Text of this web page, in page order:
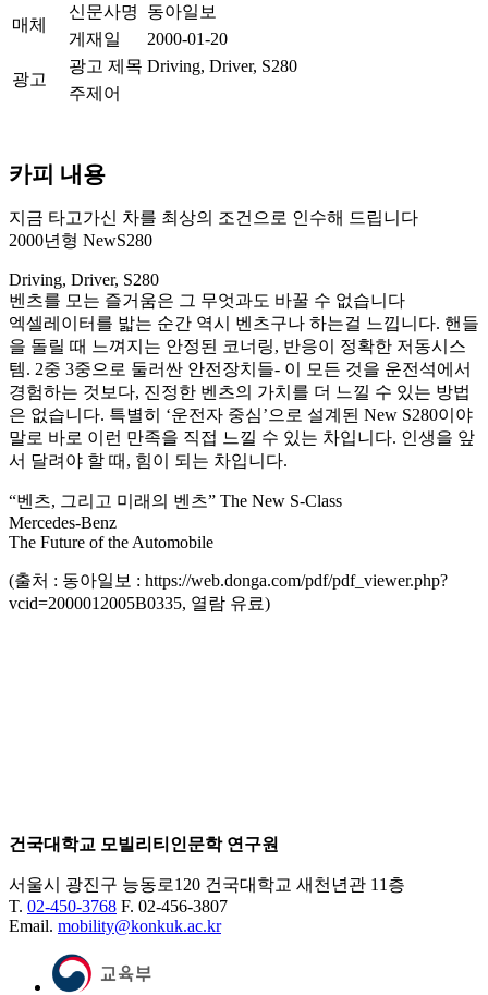
매체
신문사명
동아일보
게재일
2000-01-20
광고
광고 제목 Driving, Driver, S280
주제어
카피 내용
지금 타고가신 차를 최상의 조건으로 인수해 드립니다
2000년형 NewS280
Driving, Driver, S280
벤츠를 모는 즐거움은 그 무엇과도 바꿀 수 없습니다
엑셀레이터를 밟는 순간 역시 벤츠구나 하는걸 느낍니다. 핸들
을 돌릴 때 느껴지는 안정된 코너링, 반응이 정확한 저동시스
템. 2중 3중으로 둘러싼 안전장치들- 이 모든 것을 운전석에서
경험하는 것보다, 진정한 벤츠의 가치를 더 느낄 수 있는 방법
은 없습니다. 특별히 ‘운전자 중심’으로 설계된 New S280이야
말로 바로 이런 만족을 직접 느낄 수 있는 차입니다. 인생을 앞
서 달려야 할 때, 힘이 되는 차입니다.
“벤츠, 그리고 미래의 벤츠” The New S-Class
Mercedes-Benz
The Future of the Automobile
(출처 : 동아일보 : https://web.donga.com/pdf/pdf_viewer.php?
vcid=2000012005B0335, 열람 유료)
건국대학교 모빌리티인문학 연구원
서울시 광진구 능동로120 건국대학교 새천년관 11층
T. 02-450-3768 F. 02-456-3807
Email. mobility@konkuk.ac.kr